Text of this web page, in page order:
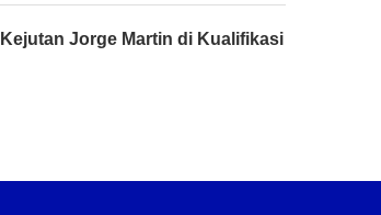
Jorge Martin di Kualifikasi